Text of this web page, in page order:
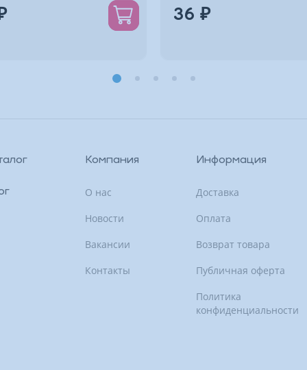
36 ₽
Компания
О нас
Новости
Вакансии
Контакты
Информация
Доставка
Оплата
Возврат товара
Публичная оферта
Политика
конфиденциальности